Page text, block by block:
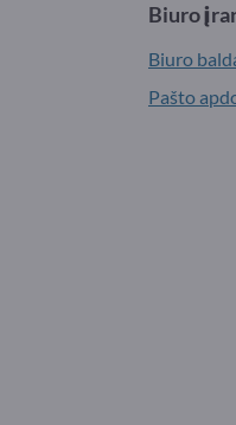
Biuro
Biuro
Pašto